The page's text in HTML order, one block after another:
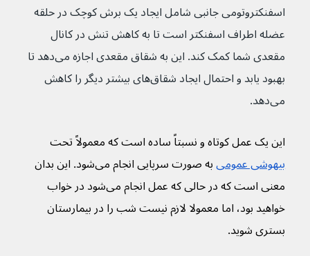
اسفنکتروتومی جانبی شامل ایجاد یک برش کوچک در حلقه
عضله اطراف اسفنکتر است تا به کاهش تنش در کانال
مقعدی شما کمک کند. این به شقاق مقعدی اجازه می‌دهد تا
بهبود یابد و احتمال ایجاد شقاق‌های بیشتر دیگر را کاهش
می‌دهد.
این یک عمل کوتاه و نسبتاً ساده است که معمولاً تحت
بیهوشی عمومی
به صورت سرپایی انجام می‌شود. این بدان
معنی است که در حالی که عمل انجام می‌شود در خواب
خواهید بود، اما معمولا لازم نیست شب را در بیمارستان
بستری شوید.